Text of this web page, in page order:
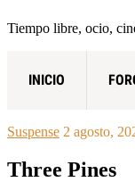
Tiempo libre, ocio,
INICIO
Suspense 2 agosto,
Three Pines